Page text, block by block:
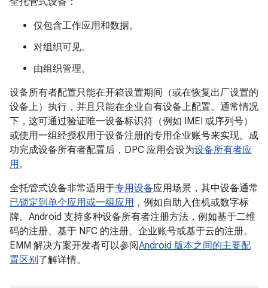
仅包含工作应用和数据。
对组织可见。
由组织管理。
设备所有者配置只能在开箱设置期间（或在恢复出厂设置的
设备上）执行，并且只能在企业自有设备上配置。通常情况
下，这可通过验证唯一设备标识符（例如 IMEI 或序列号）
或使用一组经授权用于设备注册的专用企业账号来实现。成
功完成设备所有者配置后，DPC 应用会设为设备所有者应
用。
全托管式设备非常适用于专用设备应用场景，其中设备通常
已锁定到单个应用或一组应用 ，例如自助入住机或数字标
牌。Android 支持多种设备所有者注册方法，例如基于二维
码的注册、基于 NFC 的注册、企业账号或基于云的注册。
EMM 解决方案开发者可以参阅Android 版本之间的主要配
置区别了解详情。